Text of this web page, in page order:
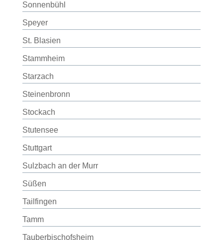
Sonnenbühl
Speyer
St. Blasien
Stammheim
Starzach
Steinenbronn
Stockach
Stutensee
Stuttgart
Sulzbach an der Murr
Süßen
Tailfingen
Tamm
Tauberbischofsheim